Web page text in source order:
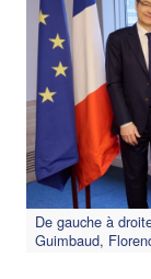
De gauche à
Guimbaud,